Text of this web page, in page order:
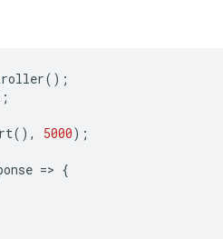
();
;
(), 5000);
=> {